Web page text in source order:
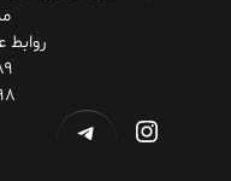
اینستاگرم
تلگرام